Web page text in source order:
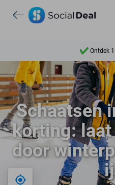
Ontdek
7 dagen per
10+
Ontdek
Schaatsen
korting: laat
door
Bij mij in de buurt